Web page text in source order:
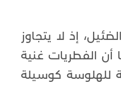
إذ لا يتجاوز
أن الفطريات غنية
للهلوسة كوسيلة